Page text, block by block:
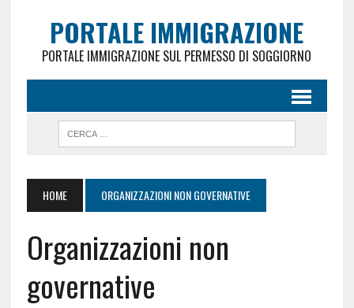
PORTALE IMMIGRAZIONE
PORTALE IMMIGRAZIONE SUL PERMESSO DI SOGGIORNO
HOME ORGANIZZAZIONI NON GOVERNATIVE
Organizzazioni non
governative